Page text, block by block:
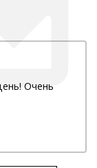
Очень